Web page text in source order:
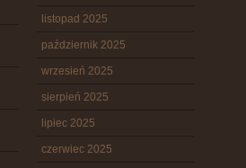
listopad 2025
październik 2025
wrzesień 2025
sierpień 2025
lipiec 2025
czerwiec 2025